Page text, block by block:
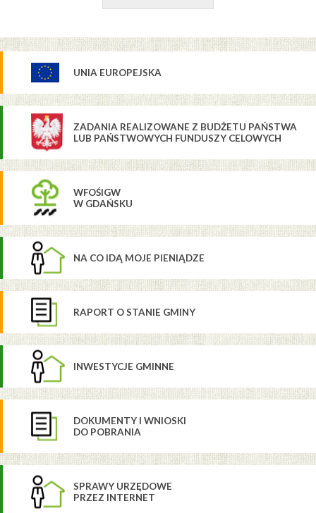
UNIA EUROPEJSKA
ZADANIA REALIZOWANE Z BUDŻETU PAŃSTWA
LUB PAŃSTWOWYCH FUNDUSZY CELOWYCH
WFOŚIGW
W GDAŃSKU
NA CO IDĄ MOJE PIENIĄDZE
RAPORT O STANIE GMINY
INWESTYCJE GMINNE
DOKUMENTY I WNIOSKI
DO POBRANIA
SPRAWY URZĘDOWE
PRZEZ INTERNET